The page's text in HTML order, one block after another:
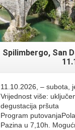
Spilimbergo, San
11.10.2026, – subota,
Vrijednost više:
degustacija pršuta
Program
Pazina u 7,10h.